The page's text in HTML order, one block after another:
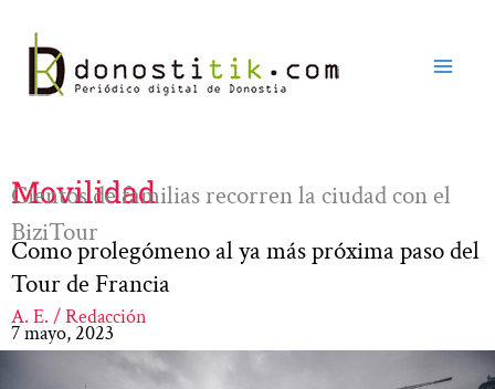
contenido
Movilidad
Cientos de familias recorren la ciudad con el
BiziTour
Como prolegómeno al ya más próxima paso del
Tour de Francia
A. E. / Redacción
7 mayo, 2023